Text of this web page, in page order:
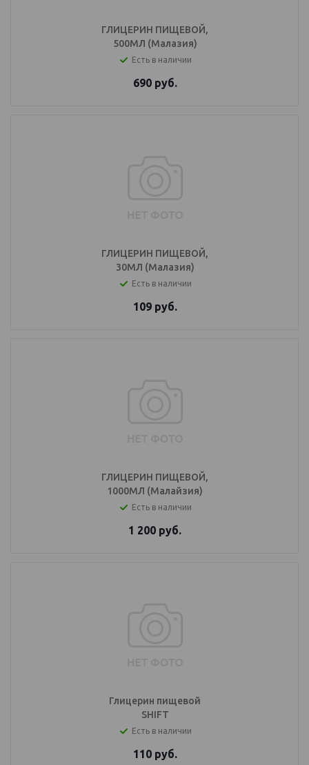
ГЛИЦЕРИН ПИЩЕВОЙ,
500МЛ (Малазия)
Есть в наличии
690руб.
ГЛИЦЕРИН ПИЩЕВОЙ,
30МЛ (Малазия)
Есть в наличии
109руб.
ГЛИЦЕРИН ПИЩЕВОЙ,
1000МЛ (Малайзия)
Есть в наличии
1 200 руб.
Глицерин пищевой
SHIFT
Есть в наличии
110руб.